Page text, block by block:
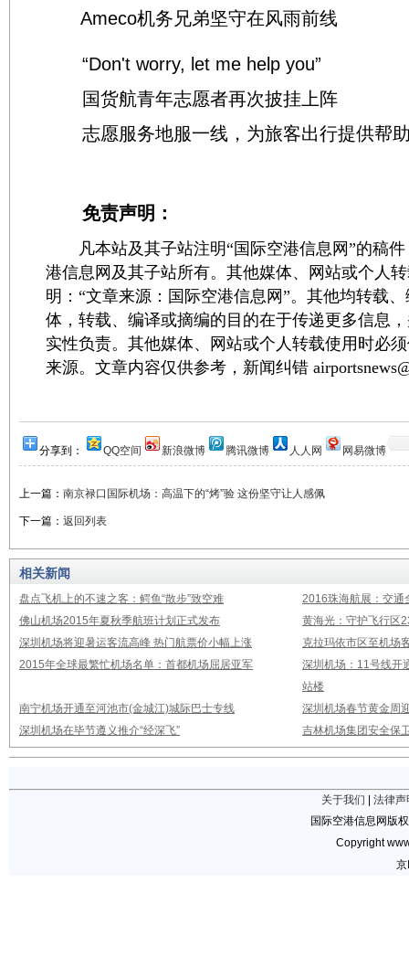
Ameco机务兄弟坚守在风雨前线
“Don't worry, let me help you”
国货航青年志愿者再次披挂上阵
志愿服务地服一线，为旅客出行提供帮
免责声明：
凡本站及其子站注明“国际空港信息网”的稿件
港信息网及其子站所有。其他媒体、网站或个人
明：“文章来源：国际空港信息网”。其他均转载
体，转载、编译或摘编的目的在于传递更多信息
实性负责。其他媒体、网站或个人转载使用时必
来源。文章内容仅供参考，新闻纠错
分享到： QQ空间 新浪微博 腾讯微博 人人网 网易微博
上一篇： 南京禄口国际机场：高温下的“烤”验 这份坚守让人感佩
下一篇： 返回列表
相关新闻
盘点飞机上的不速之客：鳄鱼“散步”致空难
2016珠海航展：交通
佛山机场2015年夏秋季航班计划正式发布
黄海光：守护飞行区
深圳机场将迎暑运客流高峰 热门航票价小幅上涨
克拉玛依市区至机场
2015年全球最繁忙机场名单：首都机场屈居亚军
深圳机场：11号线开
站楼
南宁机场开通至河池市(金城江)城际巴士专线
深圳机场春节黄金周
深圳机场在毕节遵义推介“经深飞”
吉林机场集团安全保
关于我们
法律声
国际空港信息网版
Copyright